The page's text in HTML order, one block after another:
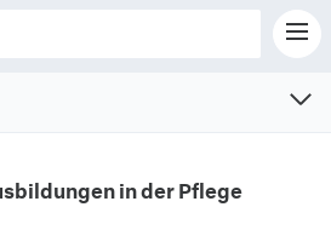
der Ausbildungen nach dem Pflegeberufegesetz
in der Pflege